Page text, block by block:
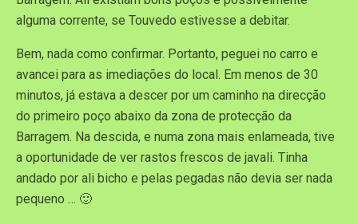
alguma corrente, se Touvedo estivesse a debitar.
Bem, nada como confirmar. Portanto, peguei no carro e
avancei para as imediações do local. Em menos de 30
minutos, já estava a descer por um caminho na direcção
do primeiro poço abaixo da zona de protecção da
Barragem. Na descida, e numa zona mais enlameada, tive
a oportunidade de ver rastos frescos de javali. Tinha
andado por ali bicho e pelas pegadas não devia ser nada
pequeno … 🙂